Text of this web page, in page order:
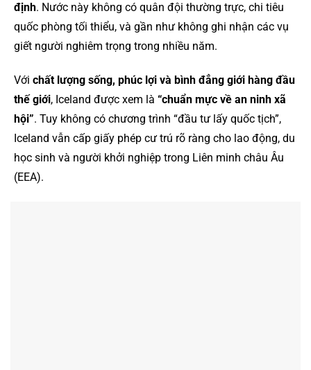
định. Nước này không có quân đội thường trực, chi tiêu
quốc phòng tối thiểu, và gần như không ghi nhận các vụ
giết người nghiêm trọng trong nhiều năm.
Với chất lượng sống, phúc lợi và bình đẳng giới hàng đầu
thế giới, Iceland được xem là “chuẩn mực về an ninh xã
hội”. Tuy không có chương trình “đầu tư lấy quốc tịch”,
Iceland vẫn cấp giấy phép cư trú rõ ràng cho lao động, du
học sinh và người khởi nghiệp trong Liên minh châu Âu
(EEA).